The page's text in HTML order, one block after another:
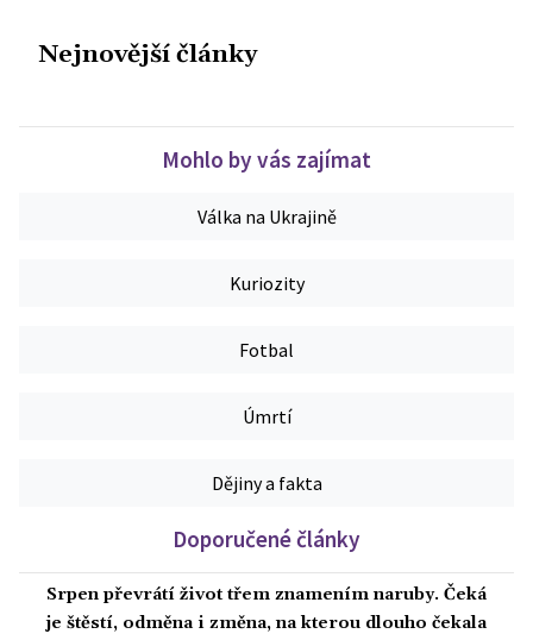
Nejnovější články
Mohlo by vás zajímat
Válka na Ukrajině
Kuriozity
Fotbal
Úmrtí
Dějiny a fakta
Doporučené články
Srpen převrátí život třem znamením naruby. Čeká
je štěstí, odměna i změna, na kterou dlouho čekala